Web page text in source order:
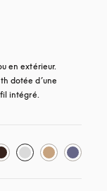
en extérieur.
dotée d’une
intégré.